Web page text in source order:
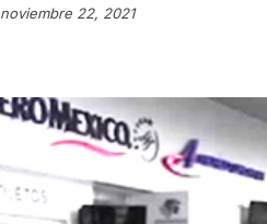
noviembre 22, 2021